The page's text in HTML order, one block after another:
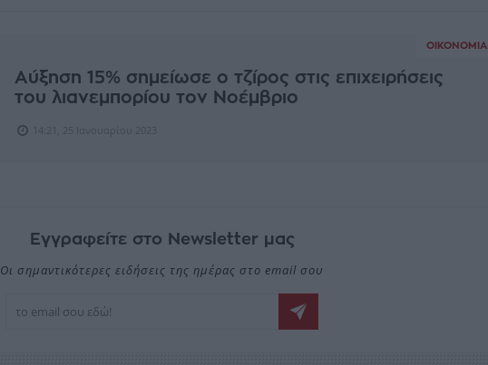
ΟΙΚΟΝΟΜΊΑ
Αύξηση 15% σημείωσε ο τζίρος στις επιχειρήσεις
του λιανεμπορίου τον Νοέμβριο
Εγγραφείτε στο Newsletter μας
Οι σημαντικότερες ειδήσεις της ημέρας στο email σου